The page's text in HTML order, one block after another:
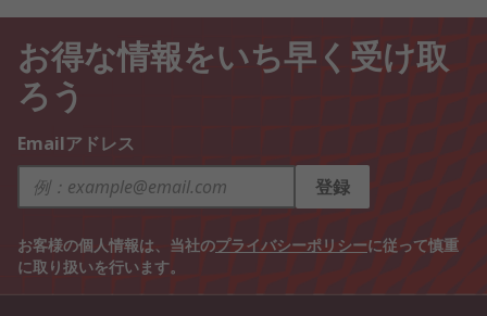
お得な情報をいち早く受け取
ろう
Emailアドレス
登録
お客様の個人情報は、当社のプライバシーポリシーに従って慎重
に取り扱いを行います。